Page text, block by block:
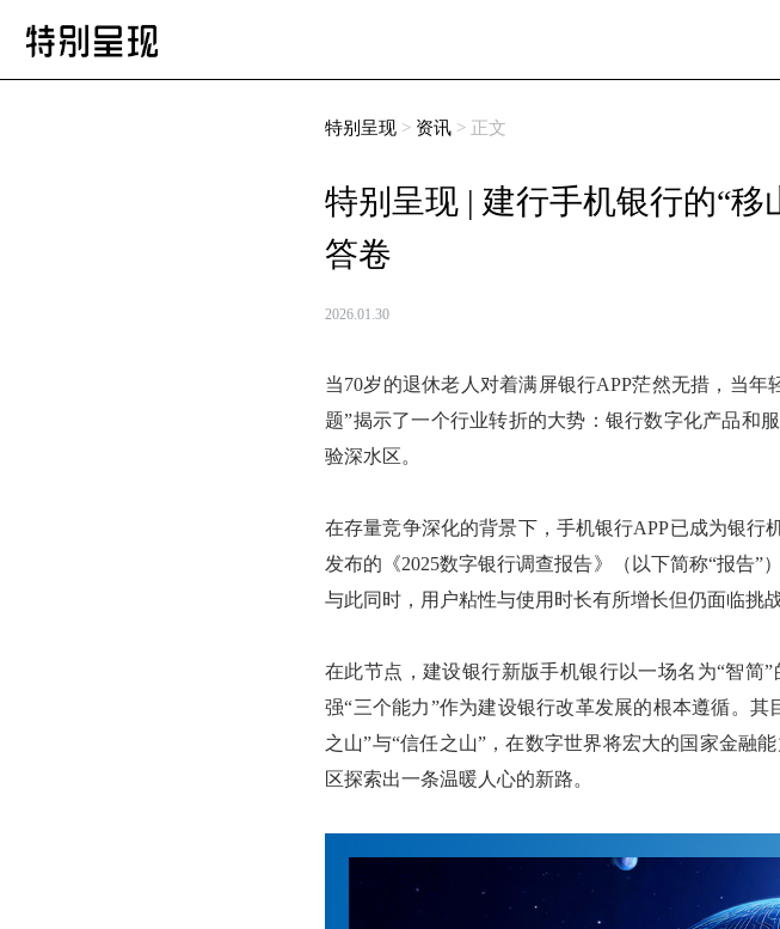
特别呈现 > 资讯 > 正文
特别呈现 | 建行手机银行的“移
答卷
2026.01.30
当70岁的退休老人对着满屏银行APP茫然无措，当
题”揭示了一个行业转折的大势：银行数字化产品和
验深水区。
在存量竞争深化的背景下，手机银行APP已成为银行
发布的《2025数字银行调查报告》（以下简称“报告
与此同时，用户粘性与使用时长有所增长但仍面临挑
在此节点，建设银行新版手机银行以一场名为“智简
强“三个能力”作为建设银行改革发展的根本遵循。
之山”与“信任之山”，在数字世界将宏大的国家金融
区探索出一条温暖人心的新路。